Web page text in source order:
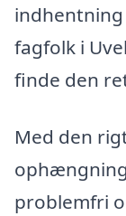
fagfolk i
finde den
Med den
problemfri